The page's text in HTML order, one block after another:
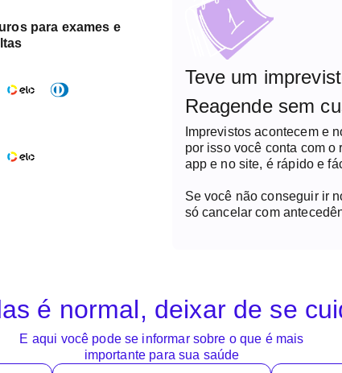
para exames e
Teve um
Reagende sem
Imprevistos acontecem e
por isso você conta com o
app e no site, é rápido e
Se você não conseguir ir
só cancelar com
é normal, deixar de se
E aqui você pode se informar sobre o que é mais
importante para sua saúde